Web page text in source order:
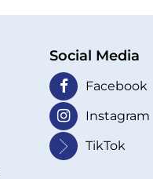
Social Media
Facebook
Instagram
TikTok